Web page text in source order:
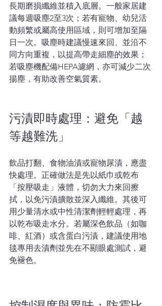
長期磨損纖維並積入底層。一般家居建
議每週吸塵2至3次；若有寵物、幼兒活
動頻繁或屬高使用區域，則可增加至隔
日一次。吸塵時建議慢速來回、並沿不
同方向重複，以提高帶走細塵的效果；
若吸塵機配備HEPA濾網，亦可減少二次
揚塵，有助改善空氣質素。
污漬即時處理：避免「越
等越難洗」
飲品打翻、食物油漬或寵物尿漬，應盡
快處理。正確做法是先以紙巾或乾布
「按壓吸走」液體，切勿大力來回擦
拭，以免污漬擴散並深入纖維。其後可
用少量清水或中性清潔劑輕輕處理，再
以乾布吸走水分。若屬深色飲品（如咖
啡、紅酒）或含蛋白污漬，建議使用地
毯專用去漬劑並先在不顯眼處測試，避
免褪色。